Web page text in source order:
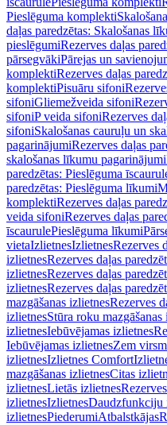
Pieslēguma komplekti
daļas paredzētas: Skalošanas
pieslēgumiRezerves daļas
pārsegvākiPārejas un
komplektiRezerves daļas
komplektiPisuāru sifoni
sifoniGliemežveida sifoni
sifoniP veida sifoniRezerves
sifoniSkalošanas cauruļu un
pagarinājumiRezerves daļas
skalošanas līkumu pagarinājumi
paredzētas: Pieslēguma
paredzētas: Pieslēguma līkumi
komplektiRezerves daļas
veida sifoniRezerves daļas
īscaurulePieslēguma līkumi
vietaIzlietnesIzlietnesRezerves
izlietnesRezerves daļas
izlietnesRezerves daļas
izlietnesRezerves daļas
mazgāšanas izlietnesRezerves
izlietnesStūra roku mazgāšanas
izlietnesIebūvējamas izlietnes
Iebūvējamas izlietnesZem
izlietnesIzlietnes Comfort
mazgāšanas izlietnesCitas
izlietnesLietās izlietnes
izlietnesIzlietnesDaudzfunkciju
izlietnesPiederumiAtbalstkājas